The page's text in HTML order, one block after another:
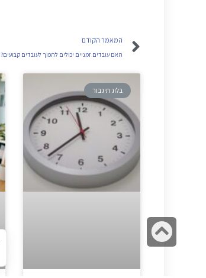
המאמר הקודם
האם עובדים זמניים יכולים להפוך לעובדים קבועים?
בלוג תיגבור
לראש